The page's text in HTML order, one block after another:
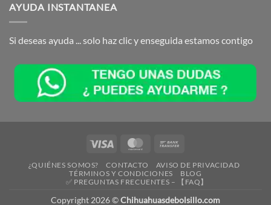
AYUDA INSTANTANEA
Si deseas ayuda ... solo haz clic y enseguida estamos contigo
Visa MasterCard
¿QUIÉNES SOMOS? CONTACTO
AVISO DE PRIVACIDAD
TÉRMINOS Y CONDICIONES
BLOG
✅ PREGUNTAS FRECUENTES – 【FAQ】
Copyright 2026 ©Chihuahuasdebolsillo.com